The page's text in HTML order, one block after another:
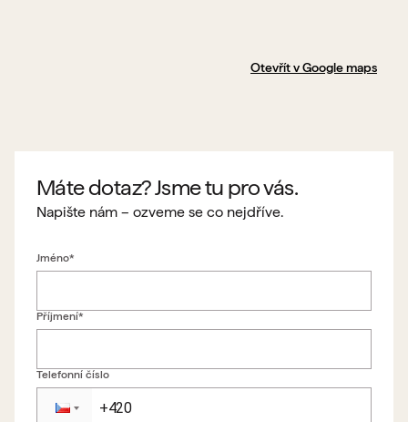
Otevřít v Google maps
Máte dotaz? Jsme tu pro vás.
Napište nám – ozveme se co nejdříve.
Jméno*
Příjmení*
Telefonní číslo